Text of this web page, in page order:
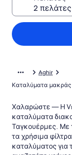
Aghir
Καταλύματα μακράς
Χαλαρώστε — Η
καταλύματα
Ταγκουέρμες. Με
τα χρήσιμα
καταλύματος για